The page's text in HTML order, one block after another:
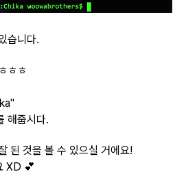
습니다.
ㅎㅎ
해줍시다.
된 것을 볼 수 있으실 거에요!
XD 💕